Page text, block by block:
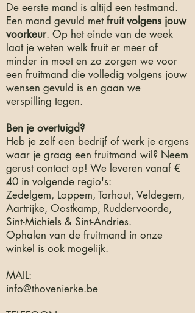
De eerste mand is altijd een testmand.
Een mand gevuld metfruit volgens jouw
voorkeur. Op het einde van de week
laat je weten welk fruit er meer of
minder in moet en zo zorgen we voor
een fruitmand die volledig volgens jouw
wensen gevuld is en gaan we
verspilling tegen.
Ben je overtuigd?
Heb je zelf een bedrijf of werk je ergens
waar je graag een fruitmand wil? Neem
gerust contact op! We leveren vanaf €
40 in volgende regio's:
Zedelgem, Loppem, Torhout, Veldegem,
Aartrijke, Oostkamp, Ruddervoorde,
Sint-Michiels & Sint-Andries.
Ophalen van de fruitmand in onze
winkel is ook mogelijk.
MAIL:
info@thovenierke.be